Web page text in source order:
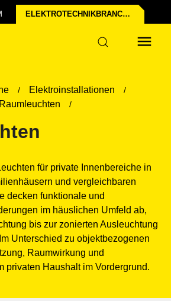
ELEKTROTECHNIK­BRANCHE
Elektroinstallationen
Raumleuchten
für private Innenbereiche in
und vergleichbaren
decken funktionale und
im häuslichen Umfeld ab,
bis zur zonierten Ausleuchtung
Unterschied zu objektbezogenen
Raumwirkung und
privaten Haushalt im Vordergrund.